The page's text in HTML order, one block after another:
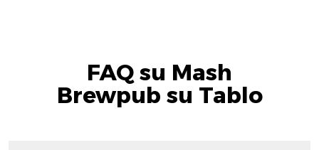
FAQ su Mash
Brewpub su Tablo